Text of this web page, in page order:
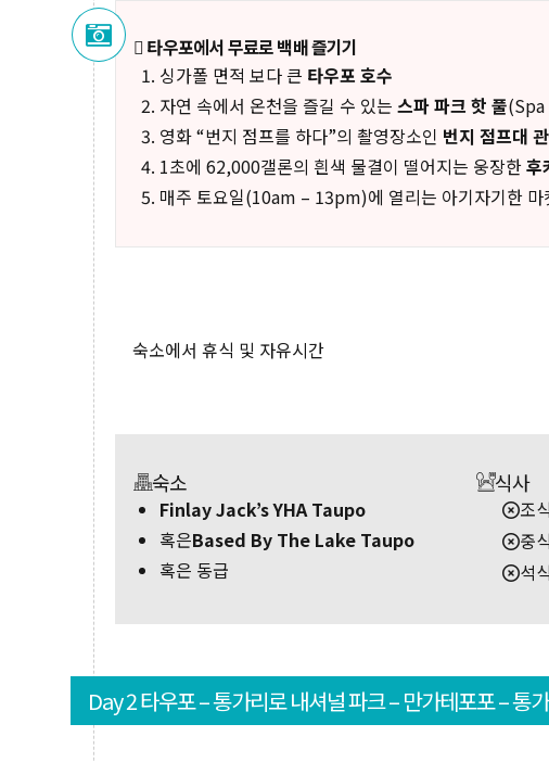
타우포에서 무료로 백배 즐기기
싱가폴 면적 보다 큰 타우포 호수
자연 속에서 온천을 즐길 수 있는 스파 파크 핫 풀
영화 “번지 점프를 하다”의 촬영장소인 번지 점프대
1초에 62,000갤론의 흰색 물결이 떨어지는 웅장한후
매주 토요일(10am – 13pm)에 열리는 아기자기한
숙소에서 휴식 및 자유시간
숙소
Finlay Jack’s YHA Taupo
혹은Based By The Lake Taupo
혹은 동급
식사
조
중
석
Day 2 타우포 – 통가리로 내셔널 파크 – 만가테포포 – 통